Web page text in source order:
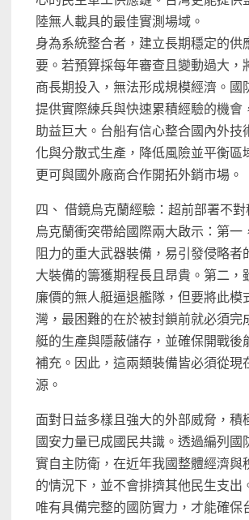
陸無人載具的最佳實測場域。
身為系統整合者，建立長期穩定的供
要。若預算採每年審查且變動過大，
商長期投入，無法形成規模經濟。國
提供實際練兵與快速累積經驗的機會
助益巨大。台船有信心整合國內外技
化與分散式生產，降低風險並平衡區
更可與國外廠商合作開拓外銷市場。
四、 借鏡烏克蘭經驗：超前部署不對
烏克蘭衝突帶給國際兩大啟示：第一
阻力的重大武器裝備，易引發侵略者
大裝備的籌獲期程長且昂貴。第二，
廉價的無人艇逼退艦隊，但要將此模
灣，最困難的在於被封鎖前就必須完
艇的生產與隱蔽儲存，並確保開戰後
補充。因此，這兩類裝備皆必須從現
源。
面對日益多樣且強大的外部威脅，積
國安力量已成國民共識。透過編列國
實自主防衛，在近年我國整體經濟與
的情況下，並不會排擠其他民生支出
唯有具備完整的國防實力，才能確保